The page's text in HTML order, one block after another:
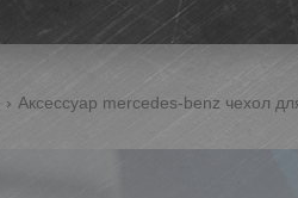
Аксессуар mercedes-benz чехол